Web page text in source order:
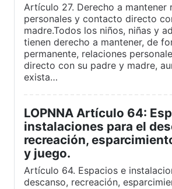
Artículo 27. Derecho a mantener
personales y contacto directo
madre.Todos los niños, niñas y
tienen derecho a mantener, de
permanente, relaciones
directo con su padre y madre,
exista…
LOPNNA Artículo 64:
instalaciones para el
recreación,
y juego.
Artículo 64. Espacios e
descanso, recreación,